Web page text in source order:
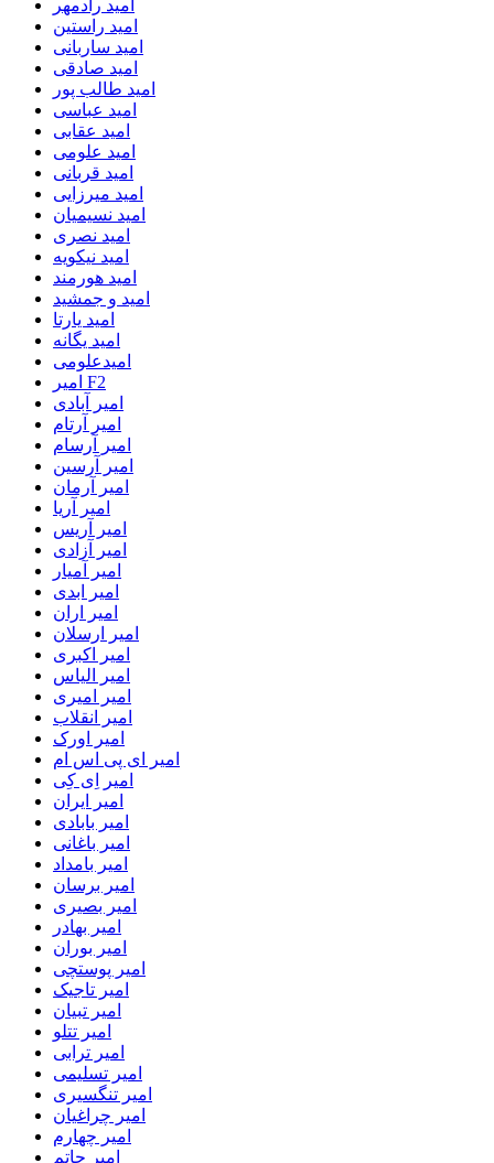
امید رادمهر
امید راستین
امید ساربانی
امید صادقی
امید طالب پور
امید عباسی
امید عقابی
امید علومی
امید قربانی
امید میرزایی
امید نسیمیان
امید نصری
امید نیکویه
امید هورمند
امید و جمشید
امید یارتا
امید یگانه
امیدعلومی
امیر F2
امیر آبادی
امیر آرتام
امیر آرسام
امیر آرسین
امیر آرمان
امیر آریا
امیر آریس
امیر آزادی
امیر آمیار
امیر ابدی
امیر اران
امیر ارسلان
امیر اکبری
امیر الیاس
امیر امیری
امیر انقلاب
امیر اورک
امیر ای پی اس ام
امیر اِی کِی
امیر ایران
امیر بابادی
امیر باغانی
امیر بامداد
امیر برسان
امیر بصیری
امیر بهادر
امیر بوران
امیر پوستچی
امیر تاجیک
امیر تبیان
امیر تتلو
امیر ترابی
امیر تسلیمی
امیر تنگسیری
امیر چراغیان
امیر چهارم
امیر حاتم